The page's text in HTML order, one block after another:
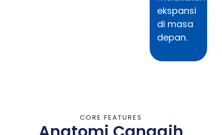
ekspansi
di masa
depan.
CORE FEATURES